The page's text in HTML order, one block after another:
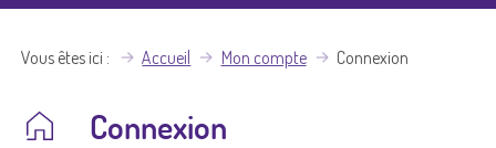
Vous êtes ici Accueil Mon compte Connexion
Connexion